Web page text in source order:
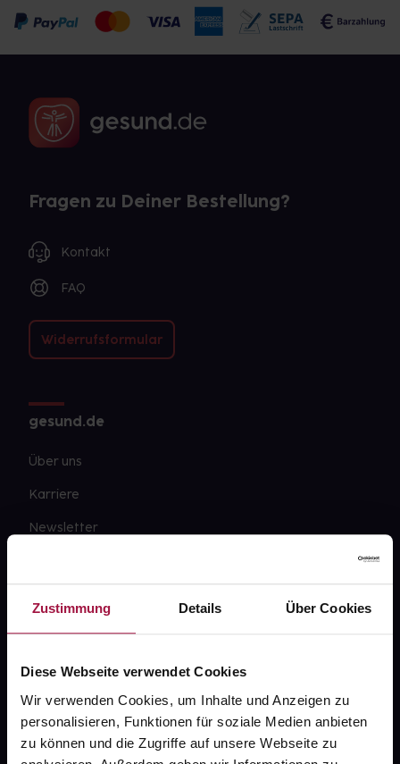
Zustimmung Details Über Cookies
Diese Webseite verwendet Cookies
Wir verwenden Cookies, um Inhalte und Anzeigen zu
personalisieren, Funktionen für soziale Medien anbieten
zu können und die Zugriffe auf unsere Webseite zu
Fragen zu Deiner Bestellung?
Kontakt
FAQ
Widerrufsformular
gesund.de
Über uns
Karriere
Newsletter
Datenschutz
AGB
Impressum